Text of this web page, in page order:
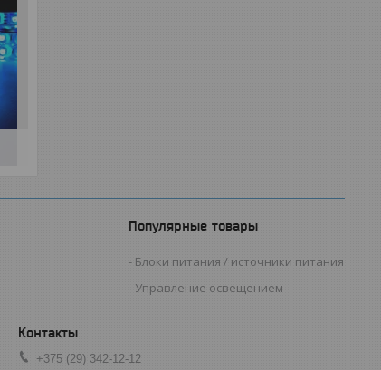
Популярные товары
Блоки питания / источники питания
Управление освещением
+375 (29) 342-12-12